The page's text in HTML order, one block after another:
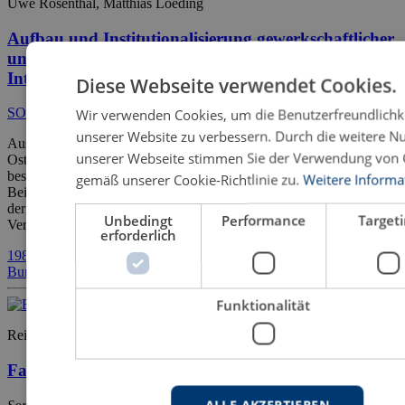
Aufbau und Institutionalisierung gewerkschaftlicher
und betriebsverfassungsrechtlicher
Interessenvertretungen in den neuen Bundesländern
SOCIALIA – Studienreihe soziologische Forschungsergebnisse
Ausgehend von der Annahme, dass die Systemtransformation in
Ostdeutschland als ein von außen, aus den alten Bundesländern
bestimmter Prozess zu verstehen ist, dokumentieren die Autoren am
Beispiel des gewerkschaftlichen Organisationsaufbaus den Ablauf
der Übertragung und Institutionalisierung bundesdeutscher
Verbandsstrukturen. Anhand des […]
1989
FDGBGewerkschaften Interessenvertretung
Bundesländer
Ostdeutschland Umbruch
Reinhard Regner
Fahrlässigkeit bei Konkursdelikten
Diese Webseite verwendet Cookies.
Wir verwenden Cookies, um die
unserer Website zu verbessern. Durch die weitere
unserer Webseite stimmen Sie der Verwendung von
gemäß unserer Cookie-Richtlinie zu. Weitere
Unbedingt
erforderlich
Performance
Funktionalität